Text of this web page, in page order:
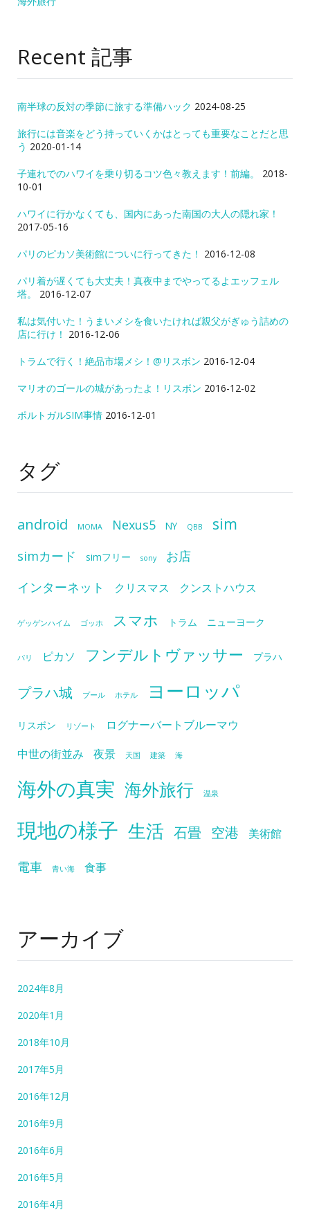
Recent 記事
南半球の反対の季節に旅する準備ハック 2024-08-25
旅行には音楽をどう持っていくかはとっても重要なことだと思
う 2020-01-14
子連れでのハワイを乗り切るコツ色々教えます！前編。
2018-
10-01
ハワイに行かなくても、国内にあった南国の大人の隠れ家！
2017-05-16
パリのピカソ美術館についに行ってきた！ 2016-12-08
パリ着が遅くても大丈夫！真夜中までやってるよエッフェル
塔。
2016-12-07
私は気付いた！うまいメシを食いたければ親父がぎゅう詰めの
店に行け！ 2016-12-06
トラムで行く！絶品市場メシ！@リスボン 2016-12-04
マリオのゴールの城があったよ！リスボン 2016-12-02
ポルトガルSIM事情 2016-12-01
タグ
android MOMA Nexus5 NY QBB sim
simカード simフリー sony
お店
インターネット
クリスマス クンストハウス
ゲッゲンハイム ゴッホ スマホ トラム ニューヨーク
パリ ピカソ フンデルトヴァッサー プラハ
プラハ城 プール ホテル ヨーロッパ
リスボン リゾート
ログナーバートブルーマウ
中世の街並み
夜景 天国 建築 海
海外の真実 海外旅行 温泉
現地の様子 生活 石畳 空港 美術館
電車 青い海 食事
アーカイブ
2024年8月
2020年1月
2018年10月
2017年5月
2016年12月
2016年9月
2016年6月
2016年5月
2016年4月